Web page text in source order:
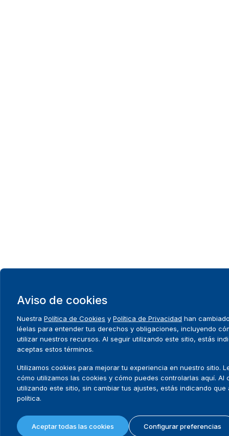
Aviso de cookies
Nuestra Política de Cookies y Política de Privacidad han
léelas para entender tus derechos y obligaciones, incluyendo
utilizar nuestros recursos. Al seguir utilizando este sitio, estás
aceptas estos términos.
Utilizamos cookies para mejorar tu experiencia en nuestro sitio.
cómo utilizamos las cookies y cómo puedes controlarlas aquí. Al
utilizando este sitio, sin cambiar tus ajustes, estás indicando que
política.
Aceptar todas las cookies Configurar preferencias